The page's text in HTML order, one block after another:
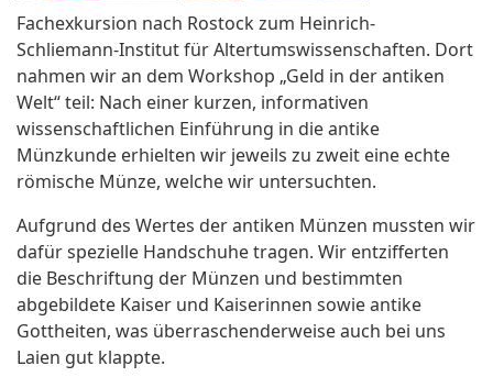
Fachexkursion nach Rostock zum Heinrich-
Schliemann-Institut für Altertumswissenschaften. Dort
nahmen wir an dem Workshop „Geld in der antiken
Welt“ teil: Nach einer kurzen, informativen
wissenschaftlichen Einführung in die antike
Münzkunde erhielten wir jeweils zu zweit eine echte
römische Münze, welche wir untersuchten.
Aufgrund des Wertes der antiken Münzen mussten wir
dafür spezielle Handschuhe tragen. Wir entzifferten
die Beschriftung der Münzen und bestimmten
abgebildete Kaiser und Kaiserinnen sowie antike
Gottheiten, was überraschenderweise auch bei uns
Laien gut klappte.